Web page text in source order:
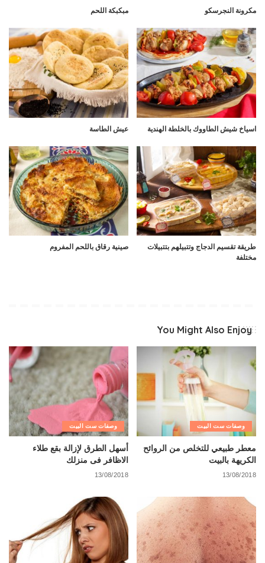
مكرونة النجرسكو مبكبكة اللحم
اسياخ شيش الطاووك بالخلطة الهندية عيش الطاسة
طريقة تقسيم الدجاج وتتبيلهم بتتبيلات
مختلفة
صينية رقاق باللحم المفروم
You Might Also Enjoy
وصفات ست البيت
معطر طبيعي للتخلص من الروائح
الكريهة بالبيت
13/08/2018
وصفات ست البيت
أسهل الطرق لإزالة بقع طلاء
الاظافر فى منزلك
13/08/2018